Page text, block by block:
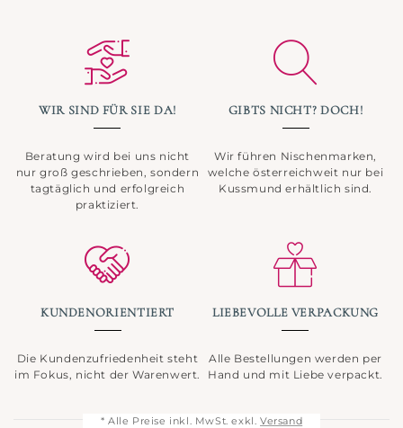
WIR SIND FÜR SIE DA!
Beratung wird bei uns nicht
nur groß geschrieben, sondern
tagtäglich und erfolgreich
praktiziert.
GIBTS NICHT? DOCH!
Wir führen Nischenmarken,
welche österreichweit nur bei
Kussmund erhältlich sind.
KUNDENORIENTIERT
Die Kundenzufriedenheit steht
im Fokus, nicht der Warenwert.
LIEBEVOLLE VERPACKUNG
Alle Bestellungen werden per
Hand und mit Liebe verpackt.
* Alle Preise inkl. MwSt. exkl. Versand